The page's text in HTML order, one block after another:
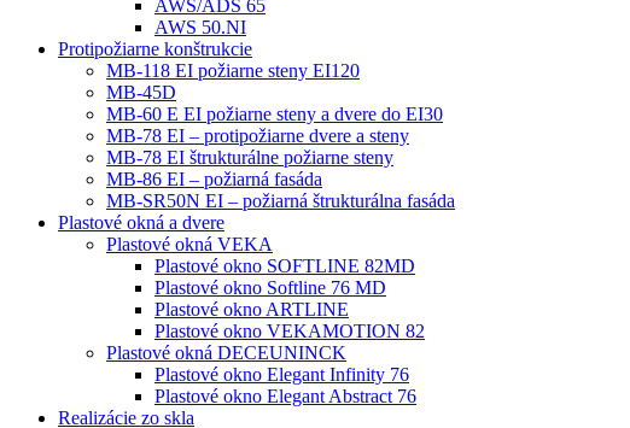
AWS/ADS 65
AWS 50.NI
Protipožiarne konštrukcie
MB-118 EI požiarne steny EI120
MB-45D
MB-60 E EI požiarne steny a dvere do EI30
MB-78 EI – protipožiarne dvere a steny
MB-78 EI štrukturálne požiarne steny
MB-86 EI – požiarná fasáda
MB-SR50N EI – požiarná štrukturálna fasáda
Plastové okná a dvere
Plastové okná VEKA
Plastové okno SOFTLINE 82MD
Plastové okno Softline 76 MD
Plastové okno ARTLINE
Plastové okno VEKAMOTION 82
Plastové okná DECEUNINCK
Plastové okno Elegant Infinity 76
Plastové okno Elegant Abstract 76
Realizácie zo skla